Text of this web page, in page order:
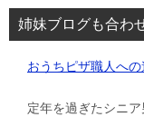
姉妹ブログも合わ
おうちピザ職人へ
定年を過ぎたシニ